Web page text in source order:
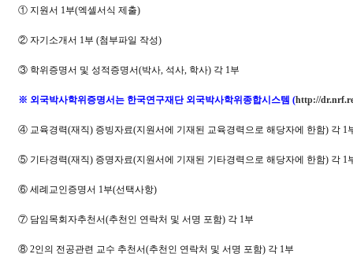
① 지원서 1부(엑셀서식 제출)
②자기소개서 1부(첨부파일 작성)
③ 학위증명서 및 성적증명서(박사,석사, 학사) 각 1부
※ 외국박사학위증명서는 한국연구재단 외국박사학위종합시스템(http://
④ 교육경력(재직) 증빙자료(지원서에 기재된 교육경력으로 해당자에 한함) 각 1
⑤ 기타경력(재직) 증명자료(지원서에 기재된 기타경력으로 해당자에 한함) 각 1
⑥세례교인증명서 1부(선택사항)
⑦ 담임목회자추천서(추천인 연락처 및 서명 포함) 각 1부
⑧2인의 전공관련 교수 추천서(추천인 연락처 및 서명 포함) 각 1부